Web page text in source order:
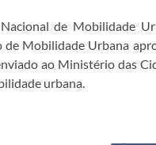
de Mobilidade
de Mobilidade Urbana
ao Ministério das
urbana.